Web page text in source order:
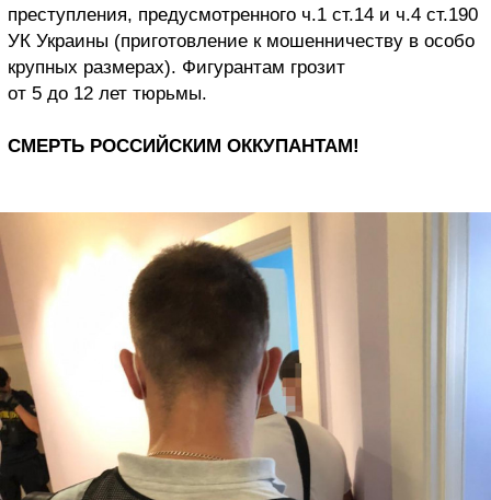
преступления, предусмотренного ч.1 ст.14 и ч.4 ст.190
УК Украины (приготовление к мошенничеству в особо
крупных размерах). Фигурантам грозит
от 5 до 12 лет тюрьмы.
СМЕРТЬ РОССИЙСКИМ ОККУПАНТАМ!